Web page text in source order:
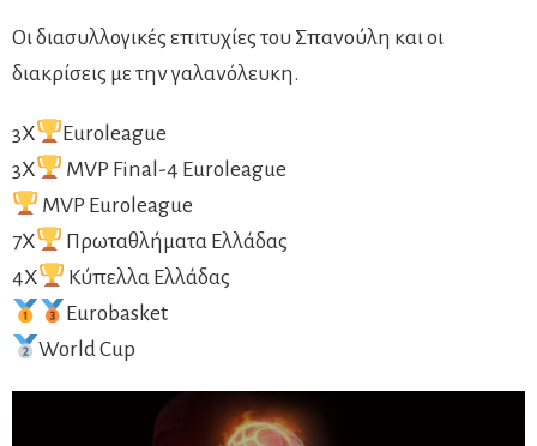
Οι διασυλλογικές επιτυχίες του Σπανούλη και οι
διακρίσεις με την γαλανόλευκη.
3X
Euroleague
3X
MVP Final-4 Euroleague
MVP Euroleague
7X
Πρωταθλήματα Ελλάδας
4Χ
Κύπελλα Ελλάδας
Eurobasket
World Cup